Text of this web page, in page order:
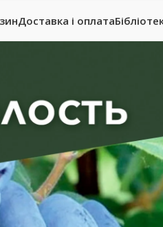
Доставка і оплата